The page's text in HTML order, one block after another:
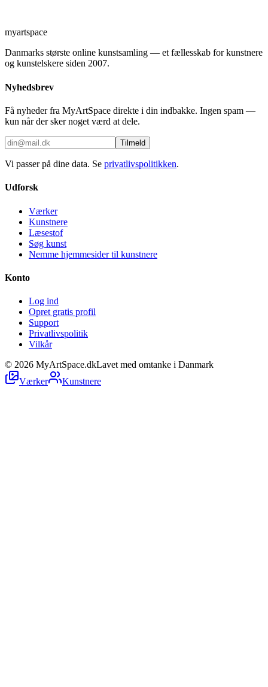
myartspace
Danmarks største online kunstsamling — et fællesskab for kunstnere
og kunstelskere siden 2007.
Nyhedsbrev
Få nyheder fra MyArtSpace direkte i din indbakke. Ingen spam —
kun når der sker noget værd at dele.
Tilmeld
Vi passer på dine data. Se privatlivspolitikken.
Udforsk
Værker
Kunstnere
Læsestof
Søg kunst
Nemme hjemmesider til kunstnere
Konto
Log ind
Opret gratis profil
Support
Privatlivspolitik
Vilkår
© 2026 MyArtSpace.dkLavet med omtanke i Danmark
Værker
Kunstnere